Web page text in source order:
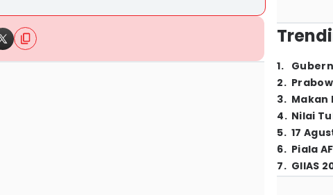
1.
2.
3. Makan
4. Nilai
5. 17
6. Piala
7. GIIAS